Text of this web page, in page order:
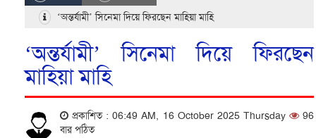
‘অন্তর্যামী’ সিনেমা দিয়ে ফিরছেন মাহিয়া মাহি
‘অন্তর্যামী’ সিনেমা দিয়ে ফিরছেন
মাহিয়া মাহি
প্রকাশিত : 06:49 AM, 16 October 2025 Thursday
96
বার পঠিত